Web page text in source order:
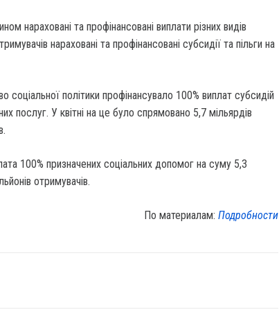
нараховані та профінансовані виплати різних видів
нараховані та профінансовані субсидії та пільги на
соціальної політики профінансувало 100% виплат субсидій
послуг. У квітні на це було спрямовано 5,7 мільярдів
100% призначених соціальних допомог на суму 5,3
отримувачів.
По материалам:Подробности